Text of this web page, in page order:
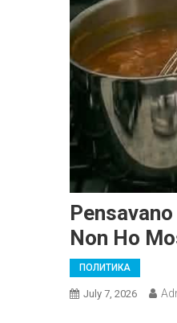
Non Ho
ПОЛИТИКА
July 7, 2026